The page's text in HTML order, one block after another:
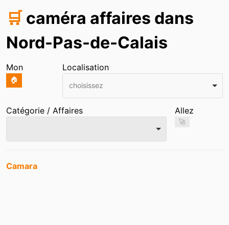
🛒 caméra affaires dans
Nord-Pas-de-Calais
Mon
🏠
Localisation
choisissez
Catégorie / Affaires Allez
🚀
Entrées
Camara